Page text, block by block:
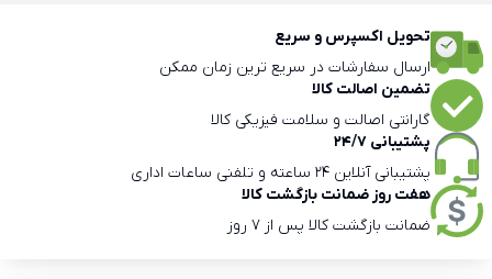
تحویل اکسپرس و سریع
ارسال سفارشات در سریع ترین زمان ممکن
تضمین اصالت کالا
گارانتی اصالت و سلامت فیزیکی کالا
پشتیبانی 24/7
پشتیبانی آنلاین 24 ساعته و تلفنی ساعات اداری
هفت روز ضمانت بازگشت کالا
ضمانت بازگشت کالا پس از 7 روز